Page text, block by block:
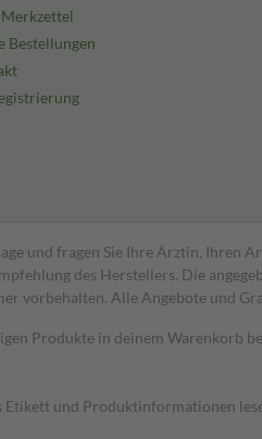
Bestellungen
und fragen Sie Ihre Ärztin,
des Herstellers. Die
vorbehalten. Alle Angebote und
Produkte in deinem Warenkorb
und Produktinformationen